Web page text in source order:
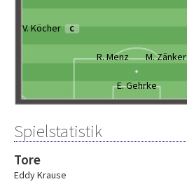
V. Köcher C
R. Menz M. Zänker
E. Gehrke
Spielstatistik
Tore
Eddy Krause